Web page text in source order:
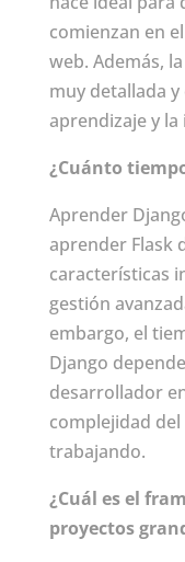
comienzan en
web. Además,
muy detallada
aprendizaje y
¿Cuánto
Aprender
aprender Flask
características
gestión
embargo, el
Django
desarrollador
complejidad
trabajando.
¿Cuál es el
proyectos